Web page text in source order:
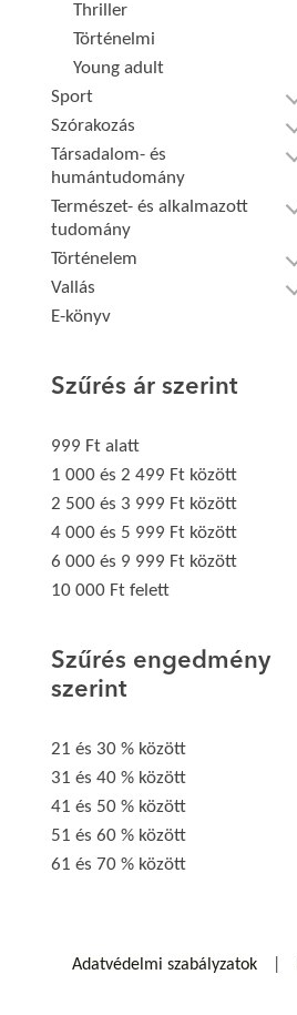
Thriller
Történelmi
Young adult
Sport
Szórakozás
Társadalom- és
humántudomány
Természet- és alkalmazott
tudomány
Történelem
Vallás
E-könyv
Szűrés ár szerint
999 Ft alatt
1 000 és 2 499 Ft között
2 500 és 3 999 Ft között
4 000 és 5 999 Ft között
6 000 és 9 999 Ft között
10 000 Ft felett
Szűrés engedmény
szerint
21 és 30 % között
31 és 40 % között
41 és 50 % között
51 és 60 % között
61 és 70 % között
Adatvédelmi szabályzatok